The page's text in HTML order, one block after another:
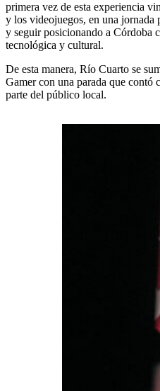
primera vez de esta experiencia
y los videojuegos, en una jornada
y seguir posicionando a Córdoba
tecnológica y cultural.
De esta manera, Río Cuarto se
Gamer con una parada que contó
parte del público local.